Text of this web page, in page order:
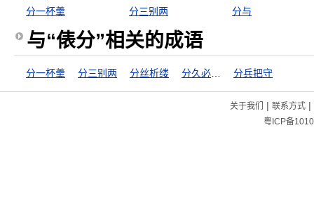
分一杯羹
分三别两 分与
与“俵分”相关的成语
分一杯羹 分三别两 分丝析缕 分兵把守
关于我们 | 联系方式|
粤ICP备